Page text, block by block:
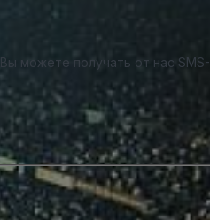
. Вы можете получать от нас SMS-